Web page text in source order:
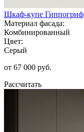
Шкаф-купе Гиппогриф
Материал фасада:
Комбинированный
Цвет:
Серый
от 67 000 руб.
Рассчитать